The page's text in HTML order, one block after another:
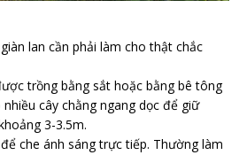
lan cần phải làm cho thật chắc
trồng bằng sắt hoặc bằng bê tông
cây chằng ngang dọc để giữ
3-3.5m.
che ánh sáng trực tiếp. Thường làm